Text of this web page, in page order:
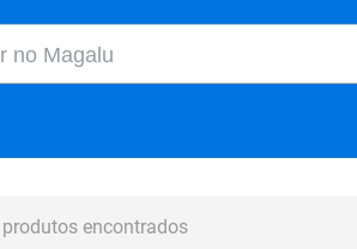
Magalu
encontrados